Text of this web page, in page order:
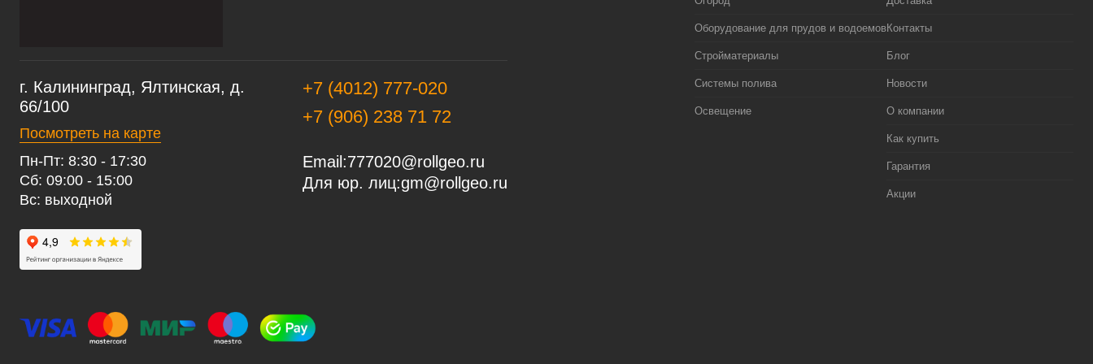
г. Калининград, Ялтинская, д.
66/100
Посмотреть на карте
+7 (4012) 777-020
+7 (906) 238 71 72
Email:777020@rollgeo.ru
Для юр. лиц:gm@rollgeo.ru
Пн-Пт: 8:30 - 17:30
Сб: 09:00 - 15:00
Вс: выходной
Оборудование для прудов и водоемов
Стройматериалы
Системы полива
Освещение
Контакты
Блог
Новости
О компании
Как купить
Гарантия
Акции